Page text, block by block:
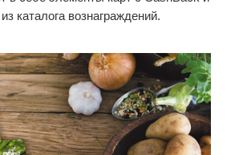
каталога вознаграждений.